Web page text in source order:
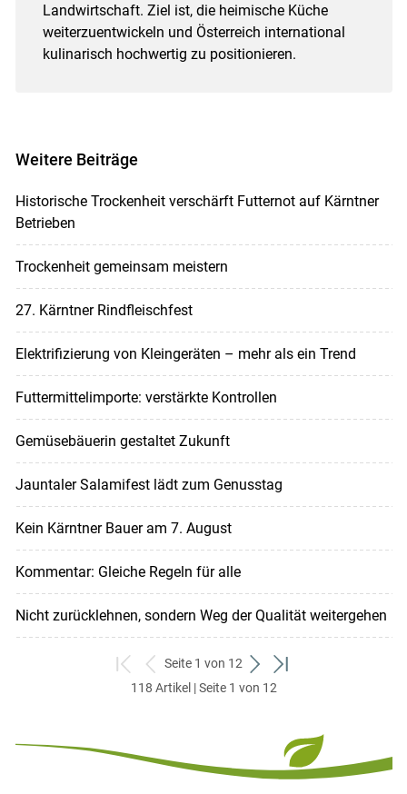
Landwirtschaft. Ziel ist, die heimische Küche
weiterzuentwickeln und Österreich international
kulinarisch hochwertig zu positionieren.
Weitere Beiträge
Historische Trockenheit verschärft Futternot auf Kärntner
Betrieben
Trockenheit gemeinsam meistern
27. Kärntner Rindfleischfest
Elektrifizierung von Kleingeräten – mehr als ein Trend
Futtermittelimporte: verstärkte Kontrollen
Gemüsebäuerin gestaltet Zukunft
Jauntaler Salamifest lädt zum Genusstag
Kein Kärntner Bauer am 7. August
Kommentar: Gleiche Regeln für alle
Nicht zurücklehnen, sondern Weg der Qualität weitergehen
zum
ersten
zurück
zum
Seite 1 von 12
weiter
zum
zum
118 Artikel | Seite 1 von 12